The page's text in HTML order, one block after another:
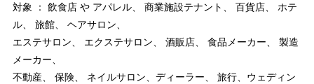
対象 ： 飲食店 や アパレル、 商業施設テナント、 百貨店、 ホテ
ル、 旅館、 ヘアサロン、
エステサロン、 エクステサロン、 酒販店、 食品メーカー、 製造
メーカー、
不動産、 保険、 ネイルサロン、ディーラー、 旅行、ウェディン